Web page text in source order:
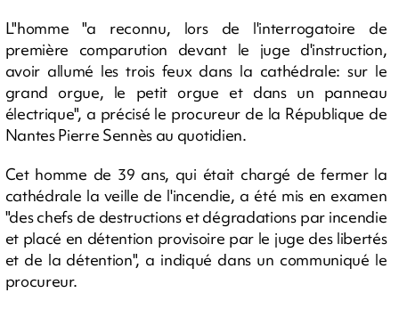
L"homme "a reconnu, lors de l'interrogatoire de
première comparution devant le juge d'instruction,
avoir allumé les trois feux dans la cathédrale: sur le
grand orgue, le petit orgue et dans un panneau
électrique", a précisé le procureur de la République de
Nantes Pierre Sennès au quotidien.
Cet homme de 39 ans, qui était chargé de fermer la
cathédrale la veille de l'incendie, a été mis en examen
"des chefs de destructions et dégradations par incendie
et placé en détention provisoire par le juge des libertés
et de la détention", a indiqué dans un communiqué le
procureur.